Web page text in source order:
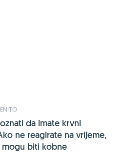
da imate krvni
ne reagirate na vrijeme,
mogu biti kobne